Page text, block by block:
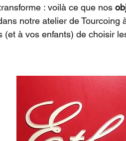
: voilà ce que nos
notre atelier de Tourcoing
à vos enfants) de choisir